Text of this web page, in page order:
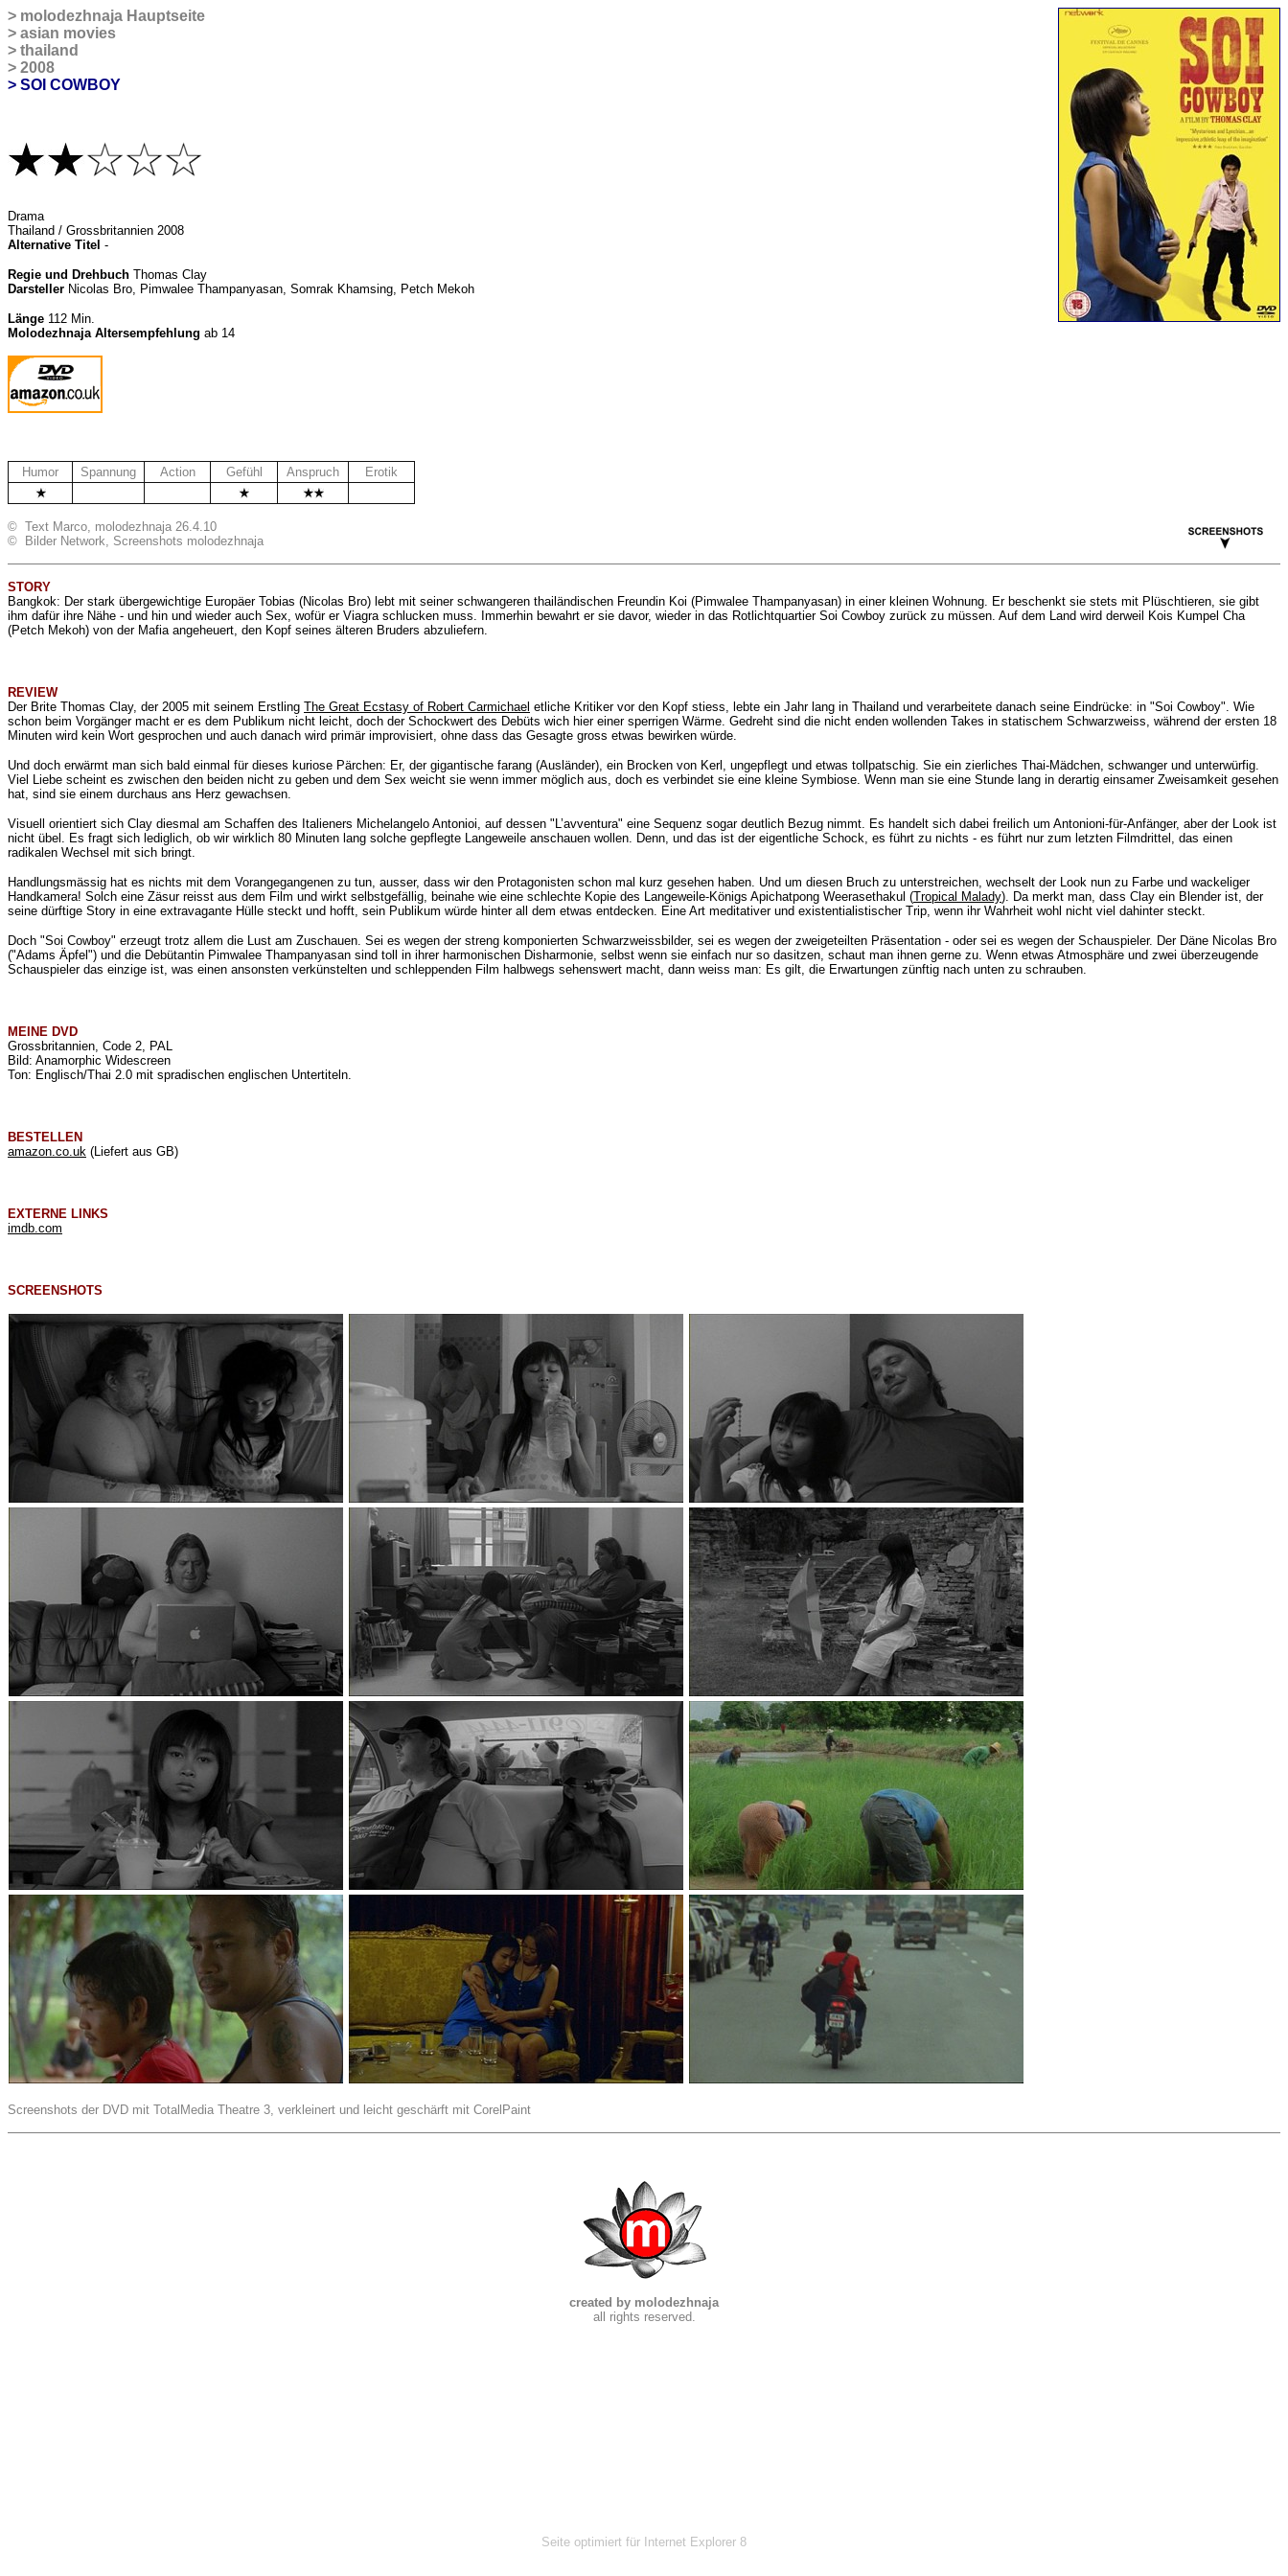
> molodezhnaja Hauptseite
> asian movies
> thailand
> 2008
> SOI COWBOY
Drama
Thailand / Grossbritannien 2008
Alternative Titel -
Regie und Drehbuch Thomas Clay
Darsteller Nicolas Bro, Pimwalee Thampanyasan, Somrak Khamsing, Petch Mekoh
Länge 112 Min.
Molodezhnaja Altersempfehlung ab 14
Humor Spannung Action Gefühl Anspruch
Erotik
© Text Marco, molodezhnaja 26.4.10
© Bilder Network, Screenshots molodezhnaja
STORY
Bangkok: Der stark übergewichtige Europäer Tobias (Nicolas Bro) lebt mit seiner schwangeren thailändischen Freundin Koi (Pimwalee Thampanyasan) in einer kleinen Wohnung. Er beschenkt sie stets mit Plüschtieren, sie gibt
ihm dafür ihre Nähe - und hin und wieder auch Sex, wofür er Viagra schlucken muss. Immerhin bewahrt er sie davor, wieder in das Rotlichtquartier Soi Cowboy zurück zu müssen. Auf dem Land wird derweil Kois Kumpel Cha
(Petch Mekoh) von der Mafia angeheuert, den Kopf seines älteren Bruders abzuliefern.
REVIEW
Der Brite Thomas Clay, der 2005 mit seinem Erstling The Great Ecstasy of Robert Carmichael etliche Kritiker vor den Kopf stiess, lebte ein Jahr lang in Thailand und verarbeitete danach seine Eindrücke: in "Soi Cowboy". Wie
schon beim Vorgänger macht er es dem Publikum nicht leicht, doch der Schockwert des Debüts wich hier einer sperrigen Wärme. Gedreht sind die nicht enden wollenden Takes in statischem Schwarzweiss, während der ersten 18
Minuten wird kein Wort gesprochen und auch danach wird primär improvisiert, ohne dass das Gesagte gross etwas bewirken würde.
Und doch erwärmt man sich bald einmal für dieses kuriose Pärchen: Er, der gigantische farang (Ausländer), ein Brocken von Kerl, ungepflegt und etwas tollpatschig. Sie ein zierliches Thai-Mädchen, schwanger und unterwürfig.
Viel Liebe scheint es zwischen den beiden nicht zu geben und dem Sex weicht sie wenn immer möglich aus, doch es verbindet sie eine kleine Symbiose. Wenn man sie eine Stunde lang in derartig einsamer Zweisamkeit gesehen
hat, sind sie einem durchaus ans Herz gewachsen.
Visuell orientiert sich Clay diesmal am Schaffen des Italieners Michelangelo Antonioi, auf dessen "L’avventura" eine Sequenz sogar deutlich Bezug nimmt. Es handelt sich dabei freilich um Antonioni-für-Anfänger, aber der Look ist
nicht übel. Es fragt sich lediglich, ob wir wirklich 80 Minuten lang solche gepflegte Langeweile anschauen wollen. Denn, und das ist der eigentliche Schock, es führt zu nichts - es führt nur zum letzten Filmdrittel, das einen
radikalen Wechsel mit sich bringt.
Handlungsmässig hat es nichts mit dem Vorangegangenen zu tun, ausser, dass wir den Protagonisten schon mal kurz gesehen haben. Und um diesen Bruch zu unterstreichen, wechselt der Look nun zu Farbe und wackeliger
Handkamera! Solch eine Zäsur reisst aus dem Film und wirkt selbstgefällig, beinahe wie eine schlechte Kopie des Langeweile-Königs Apichatpong Weerasethakul (Tropical Malady). Da merkt man, dass Clay ein Blender ist, der
seine dürftige Story in eine extravagante Hülle steckt und hofft, sein Publikum würde hinter all dem etwas entdecken. Eine Art meditativer und existentialistischer Trip, wenn ihr Wahrheit wohl nicht viel dahinter steckt.
Doch "Soi Cowboy" erzeugt trotz allem die Lust am Zuschauen. Sei es wegen der streng komponierten Schwarzweissbilder, sei es wegen der zweigeteilten Präsentation - oder sei es wegen der Schauspieler. Der Däne Nicolas Bro
("Adams Äpfel") und die Debütantin Pimwalee Thampanyasan sind toll in ihrer harmonischen Disharmonie, selbst wenn sie einfach nur so dasitzen, schaut man ihnen gerne zu. Wenn etwas Atmosphäre und zwei überzeugende
Schauspieler das einzige ist, was einen ansonsten verkünstelten und schleppenden Film halbwegs sehenswert macht, dann weiss man: Es gilt, die Erwartungen zünftig nach unten zu schrauben.
MEINE DVD
Grossbritannien, Code 2, PAL
Bild: Anamorphic Widescreen
Ton: Englisch/Thai 2.0 mit spradischen englischen Untertiteln.
BESTELLEN
amazon.co.uk (Liefert aus GB)
EXTERNE LINKS
imdb.com
SCREENSHOTS
Screenshots der DVD mit TotalMedia Theatre 3, verkleinert und leicht geschärft mit CorelPaint
created by molodezhnaja
all rights reserved.
Seite optimiert für Internet Explorer 8